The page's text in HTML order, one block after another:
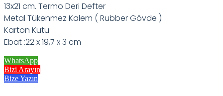
13x21 cm. Termo Deri Defter
Metal Tükenmez Kalem ( Rubber Gövde )
Karton Kutu
Ebat :22 x 19,7 x 3 cm
WhatsApp
Bizi Arayın
Bize Yazın